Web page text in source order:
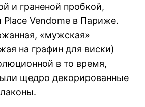
и граненой пробкой,
Place Vendome в Париже.
«мужская»
на графин для виски)
в то время,
щедро декорированные